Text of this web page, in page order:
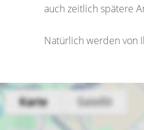
auch zeitlich spätere
Natürlich werden von